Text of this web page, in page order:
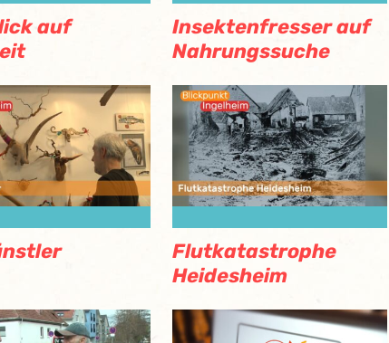
auf
Insektenfresser auf
Nahrungssuche
Flutkatastrophe
Heidesheim